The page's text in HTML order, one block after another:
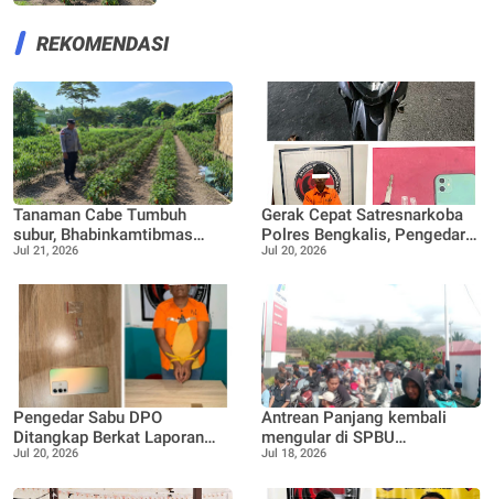
REKOMENDASI
Tanaman Cabe Tumbuh
subur, Bhabinkamtibmas
Tanjung Punak lakukan
Jul 21, 2026
Gerak Cepat Satresnarkoba
Polres Bengkalis, Pengedar
Sabu Dibekuk di Rimba
Jul 20, 2026
Pengedar Sabu DPO
Ditangkap Berkat Laporan
Call Center 110,
Jul 20, 2026
Antrean Panjang kembali
mengular di SPBU
16.287.090, Teluk Lecah,
Jul 18, 2026